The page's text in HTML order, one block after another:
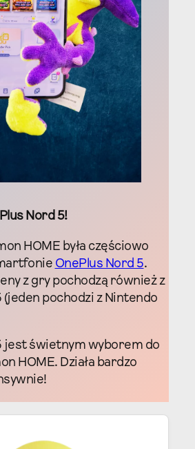
Nord 5!
HOME była częściowo
OnePlus Nord 5.
z gry pochodzą również z
(jeden pochodzi z Nintendo
jest świetnym wyborem do
HOME. Działa bardzo